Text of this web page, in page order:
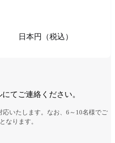
日本円（税込）
てご連絡ください。
いたします。なお、6～10名様でご
なります。